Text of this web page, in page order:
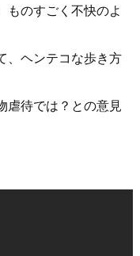
ものすごく不快のよ
、ヘンテコな歩き方
虐待では？との意見